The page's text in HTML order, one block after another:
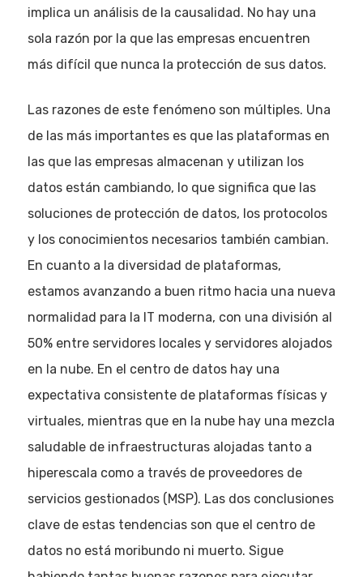
implica un análisis de la causalidad. No hay una
sola razón por la que las empresas encuentren
más difícil que nunca la protección de sus datos.
Las razones de este fenómeno son múltiples. Una
de las más importantes es que las plataformas en
las que las empresas almacenan y utilizan los
datos están cambiando, lo que significa que las
soluciones de protección de datos, los protocolos
y los conocimientos necesarios también cambian.
En cuanto a la diversidad de plataformas,
estamos avanzando a buen ritmo hacia una nueva
normalidad para la IT moderna, con una división al
50% entre servidores locales y servidores alojados
en la nube. En el centro de datos hay una
expectativa consistente de plataformas físicas y
virtuales, mientras que en la nube hay una mezcla
saludable de infraestructuras alojadas tanto a
hiperescala como a través de proveedores de
servicios gestionados (MSP). Las dos conclusiones
clave de estas tendencias son que el centro de
datos no está moribundo ni muerto. Sigue